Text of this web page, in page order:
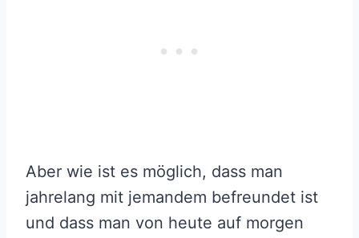
Aber wie ist es möglich, dass man
jahrelang mit jemandem befreundet ist
und dass man von heute auf morgen